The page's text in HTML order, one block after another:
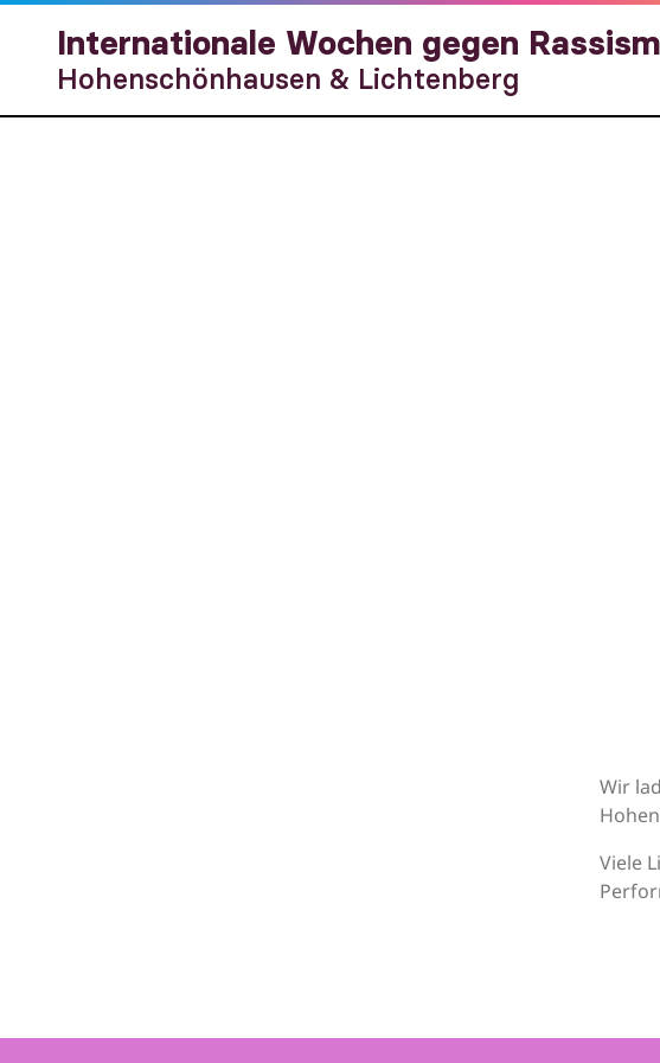
Internationale Wochen gegen
Hohenschönhausen & Lichtenberg
Wir
Viele